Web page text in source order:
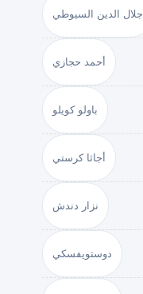
جلال الدين السيوطي
أحمد حجازي
باولو كويلو
أجاثا كرستي
نزار دندش
دوستويفسكي